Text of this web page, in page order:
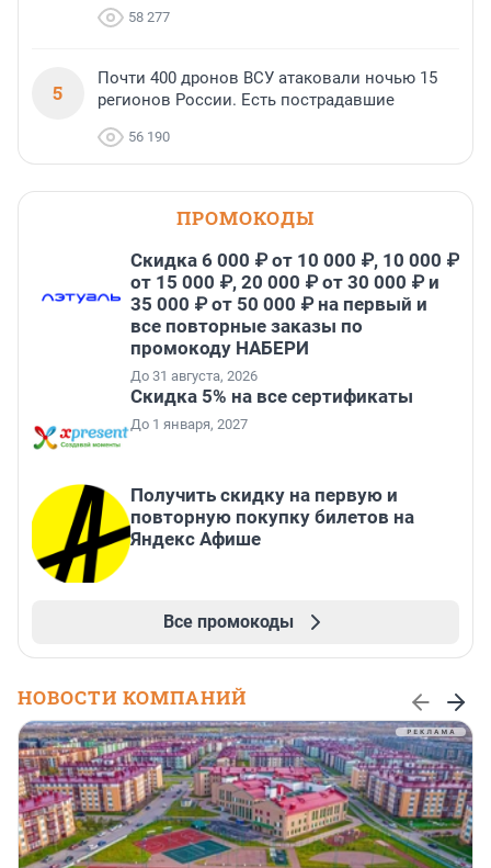
58 277
5
Почти 400 дронов ВСУ атаковали ночью 15
регионов России. Есть пострадавшие
56 190
ПРОМОКОДЫ
Скидка 6 000 ₽ от 10 000 ₽, 10 000 ₽
от 15 000 ₽, 20 000 ₽ от 30 000 ₽ и
35 000 ₽ от 50 000 ₽ на первый и
все повторные заказы по
промокоду НАБЕРИ
До 31 августа, 2026
Скидка 5% на все сертификаты
До 1 января, 2027
Получить скидку на первую и
повторную покупку билетов на
Яндекс Афише
Все промокоды
НОВОСТИ КОМПАНИЙ